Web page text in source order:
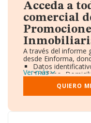
Acceda a
comercial
A través del informe
desde Einforma,
Datos
Teléfono,
Informe
Gráficos de
Consejo de
Accionistas.
Ver más
QUIERO